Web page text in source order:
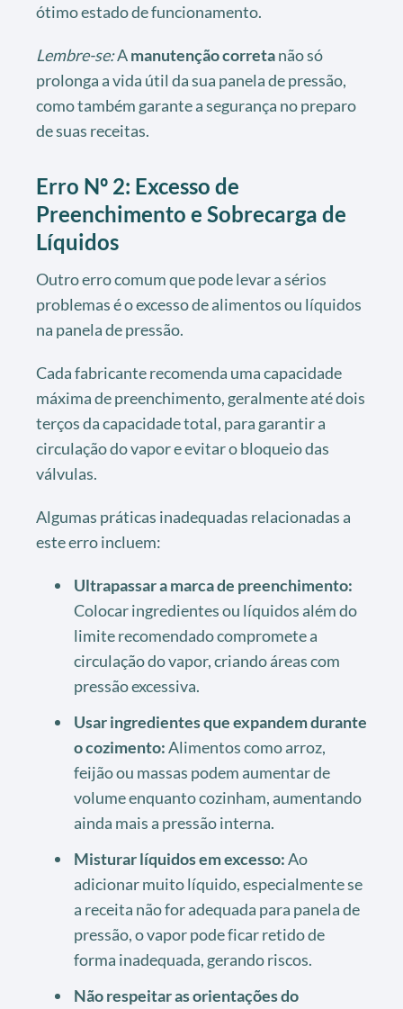
ótimo estado de funcionamento.
Lembre-se:Amanutenção corretanão só
prolonga a vida útil da sua panela de pressão,
como também garante a segurança no preparo
de suas receitas.
Erro Nº 2: Excesso de
Preenchimento e Sobrecarga de
Líquidos
Outro erro comum que pode levar a sérios
problemas é o excesso de alimentos ou líquidos
na panela de pressão.
Cada fabricante recomenda uma capacidade
máxima de preenchimento, geralmente até dois
terços da capacidade total, para garantir a
circulação do vapor e evitar o bloqueio das
válvulas.
Algumas práticas inadequadas relacionadas a
este erro incluem:
Ultrapassar a marca de preenchimento:
Colocar ingredientes ou líquidos além do
limite recomendado compromete a
circulação do vapor, criando áreas com
pressão excessiva.
Usar ingredientes que expandem durante
o cozimento:Alimentos como arroz,
feijão ou massas podem aumentar de
volume enquanto cozinham, aumentando
ainda mais a pressão interna.
Misturar líquidos em excesso:Ao
adicionar muito líquido, especialmente se
a receita não for adequada para panela de
pressão, o vapor pode ficar retido de
forma inadequada, gerando riscos.
Não respeitar as orientações do